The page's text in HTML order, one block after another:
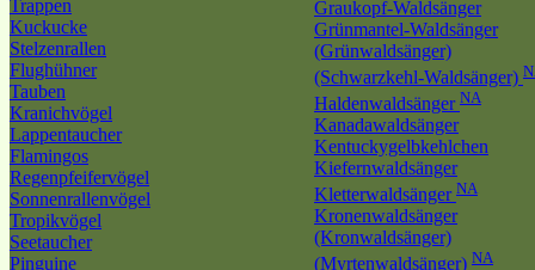
Trappen
Kuckucke
Stelzenrallen
Flughühner
Tauben
Kranichvögel
Lappentaucher
Flamingos
Regenpfeifervögel
Sonnenrallenvögel
Tropikvögel
Seetaucher
Pinguine
Graukopf-Waldsänger
Grünmantel-Waldsänger
(Grünwaldsänger)
(Schwarzkehl-Waldsänger)
Haldenwaldsänger NA
Kanadawaldsänger
Kentuckygelbkehlchen
Kiefernwaldsänger
Kletterwaldsänger NA
Kronenwaldsänger
(Kronwaldsänger)
(Myrtenwaldsänger) NA